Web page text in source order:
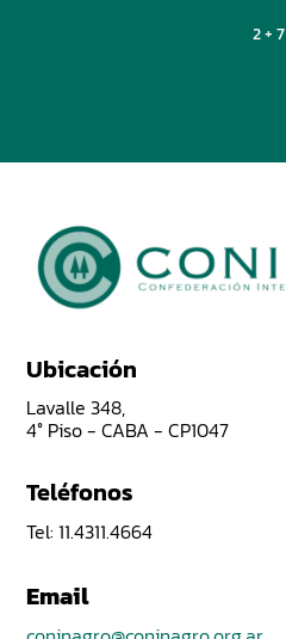
2 + 7
Ubicación
Lavalle 348,
4° Piso - CABA - CP1047
Teléfonos
Tel: 11.4311.4664
Email